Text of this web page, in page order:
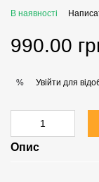
В наявності
990.00
% Увійти для
Опис